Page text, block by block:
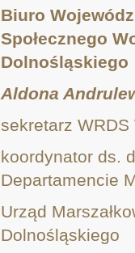
Biuro
Społecznego
Dolnośląskiego
Aldona
sekretarz WRDS
koordynator ds.
Departamencie
Urząd
Dolnośląskiego